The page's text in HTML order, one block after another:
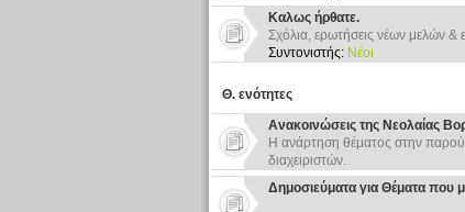
Καλως ήρθατε.
Σχόλια, ερωτήσεις νέων μελών &
Συντονιστής: Νέοι
Θ. ενότητες
Ανακοινώσεις της Νεολαίας
Η ανάρτηση θέματος στην
διαχειριστών.
Δημοσιεύματα για Θέματα που